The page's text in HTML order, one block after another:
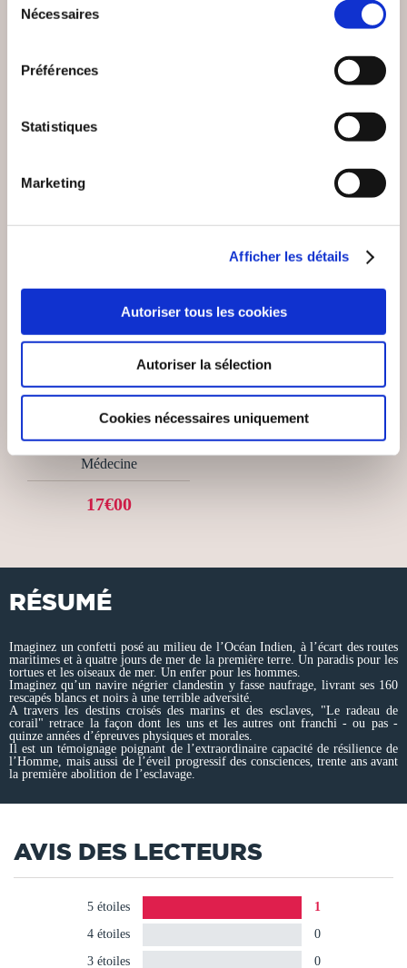
Nécessaires
Préférences
Statistiques
Marketing
Afficher les détails
Autoriser tous les cookies
Autoriser la sélection
Cookies nécessaires uniquement
VOUS AIMEREZ AUSSI
(0 avis)
alexandre jauliac
INTERLIGNES
Médecine
17€00
RÉSUMÉ
Imaginez un confetti posé au milieu de l’Océan Indien, à l’écart des routes
maritimes et à quatre jours de mer de la première terre. Un paradis pour les
tortues et les oiseaux de mer. Un enfer pour les hommes.
Imaginez qu’un navire négrier clandestin y fasse naufrage, livrant ses 160
rescapés blancs et noirs à une terrible adversité.
A travers les destins croisés des marins et des esclaves, "Le radeau de
corail" retrace la façon dont les uns et les autres ont franchi - ou pas -
quinze années d’épreuves physiques et morales.
Il est un témoignage poignant de l’extraordinaire capacité de résilience de
l’Homme, mais aussi de l’éveil progressif des consciences, trente ans avant
la première abolition de l’esclavage.
AVIS DES LECTEURS
5 étoiles
1
4 étoiles
0
3 étoiles
0